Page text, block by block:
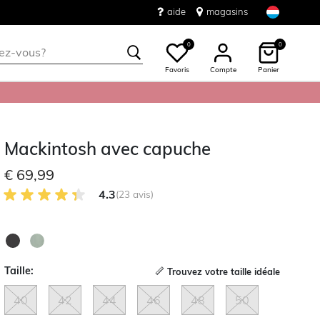
aide magasins
0
Favoris Compte
0
Panier
Mackintosh avec capuche
€ 69,99
4.3 sur 5 avis des clients
4.3(23 avis)
Taille: Trouvez votre taille idéale
40 42 44 46 48 50